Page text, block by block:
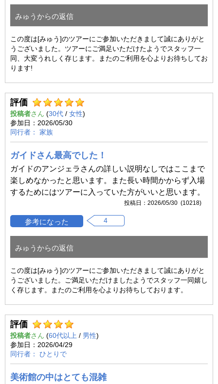
みゅうからの返信
この度は[みゅう]のツアーにご参加いただきまして誠にありがと
うございました。ツアーにご満足いただけたようでスタッフ一
同、大変うれしく存じます。またのご利用を心よりお待ちしてお
ります!
評価
投稿者 (30代 / 女性)
2026/05/30
家族
ガイドさん最高でした！
ガイドのアンジェラさんの詳しい説明なしではここまで
楽しめなかったと思います。また長い時間かからず入場
するためにはツアーに入っていた方がいいと思います。
2026/05/30 (10218)
4
みゅうからの返信
この度は[みゅう]のツアーにご参加いただきまして誠にありがと
うございました。ご満足いただけましたようでスタッフ一同嬉し
く存じます。またのご利用を心よりお待ちしております。
評価
投稿者 (60代以上 / 男性)
2026/04/29
ひとりで
美術館の中はとても混雑